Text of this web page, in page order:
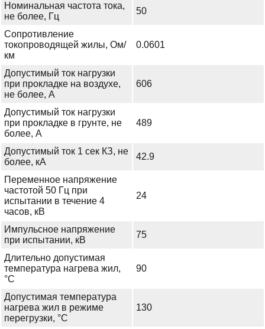
Номинальная частота тока,
не более, Гц
50
Сопротивление
токопроводящей жилы, Ом/
км
0.0601
Допустимый ток нагрузки
при прокладке на воздухе,
не более, А
606
Допустимый ток нагрузки
при прокладке в грунте, не
более, А
489
Допустимый ток 1 сек КЗ, не
более, кА
42.9
Переменное напряжение
частотой 50 Гц при
испытании в течение 4
часов, кВ
24
Импульсное напряжение
при испытании, кВ
75
Длительно допустимая
температура нагрева жил,
°С
90
Допустимая температура
нагрева жил в режиме
перегрузки, °С
130